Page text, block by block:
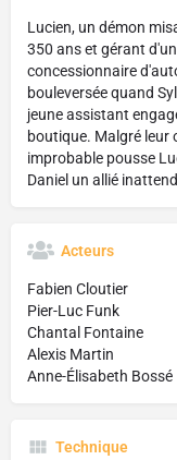
Lucien, un démon
350 ans et gérant
concessionnaire
bouleversée quand
jeune assistant
boutique. Malgré leur
improbable pousse
Daniel un allié
Acteurs
Fabien Cloutier
Pier-Luc Funk
Chantal Fontaine
Alexis Martin
Anne-Élisabeth Bossé
Technique